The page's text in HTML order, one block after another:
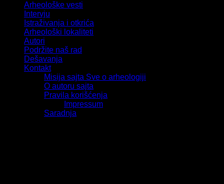
Arheološke vesti
Intervju
Istraživanja i otkrića
Arheološki lokaliteti
Autori
Podržite naš rad
Dešavanja
Kontakt
Misija sajta Sve o arheologiji
O autoru sajta
Pravila korišćenja
Impressum
Saradnja